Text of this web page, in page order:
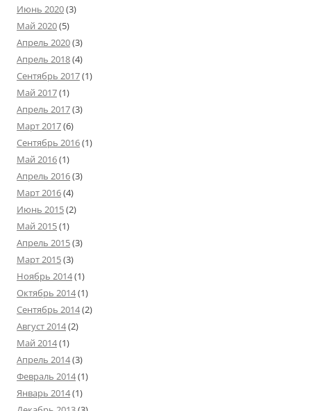
Июнь 2020(3)
Май 2020(5)
Апрель 2020(3)
Апрель 2018(4)
Сентябрь 2017(1)
Май 2017(1)
Апрель 2017(3)
Март 2017(6)
Сентябрь 2016(1)
Май 2016(1)
Апрель 2016(3)
Март 2016(4)
Июнь 2015(2)
Май 2015(1)
Апрель 2015(3)
Март 2015(3)
Ноябрь 2014(1)
Октябрь 2014(1)
Сентябрь 2014(2)
Август 2014(2)
Май 2014(1)
Апрель 2014(3)
Февраль 2014(1)
Январь 2014(1)